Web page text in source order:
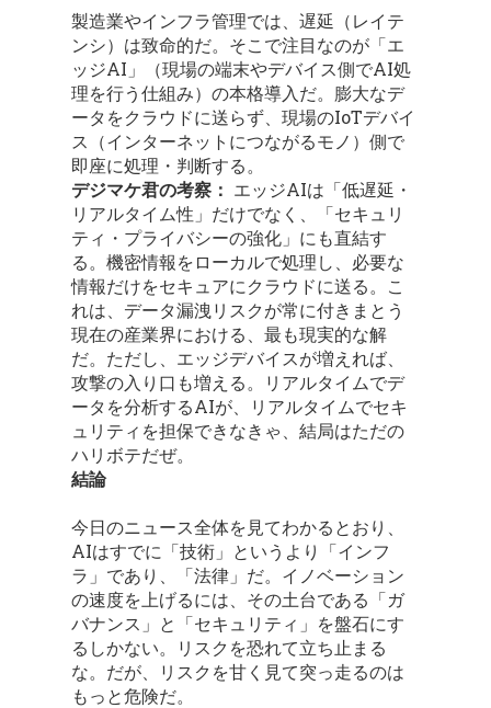
製造業やインフラ管理では、遅延（レイテ
ンシ）は致命的だ。そこで注目なのが「エ
ッジAI」（現場の端末やデバイス側でAI処
理を行う仕組み）の本格導入だ。膨大なデ
ータをクラウドに送らず、現場のIoTデバイ
ス（インターネットにつながるモノ）側で
即座に処理・判断する。
デジマケ君の考察： エッジAIは「低遅延・
リアルタイム性」だけでなく、「セキュリ
ティ・プライバシーの強化」にも直結す
る。機密情報をローカルで処理し、必要な
情報だけをセキュアにクラウドに送る。こ
れは、データ漏洩リスクが常に付きまとう
現在の産業界における、最も現実的な解
だ。ただし、エッジデバイスが増えれば、
攻撃の入り口も増える。リアルタイムでデ
ータを分析するAIが、リアルタイムでセキ
ュリティを担保できなきゃ、結局はただの
ハリボテだぜ。
結論
今日のニュース全体を見てわかるとおり、
AIはすでに「技術」というより「インフ
ラ」であり、「法律」だ。イノベーション
の速度を上げるには、その土台である「ガ
バナンス」と「セキュリティ」を盤石にす
るしかない。リスクを恐れて立ち止まる
な。だが、リスクを甘く見て突っ走るのは
もっと危険だ。